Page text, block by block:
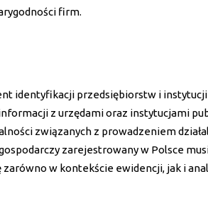
firm.
identyfikacji przedsiębiorstw i instytucji
z urzędami oraz instytucjami
związanych z prowadzeniem
zarejestrowany w Polsce
w kontekście ewidencji, jak i